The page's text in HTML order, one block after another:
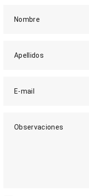
Nombre
Apellidos
E-mail
Observaciones